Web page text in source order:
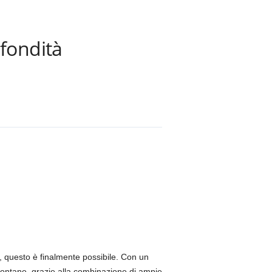
questo è finalmente possibile. Con un